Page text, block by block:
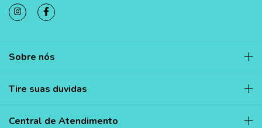
Sobre nós
Tire suas duvidas
Central de Atendimento